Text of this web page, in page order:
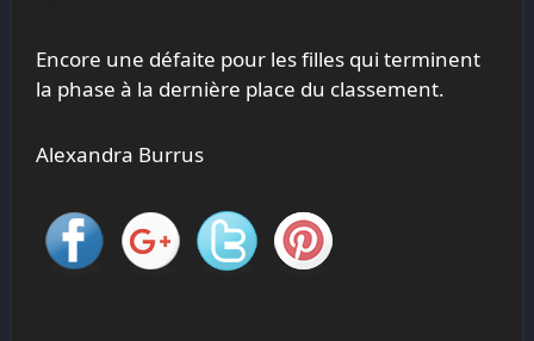
Encore une défaite pour les filles qui terminent
la phase à la dernière place du classement.
Alexandra Burrus